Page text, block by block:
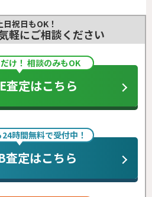
日祝日もOK！
軽にご相談ください
け！ 相談のみもOK
査定はこちら
時間無料で受付中！
査定はこちら